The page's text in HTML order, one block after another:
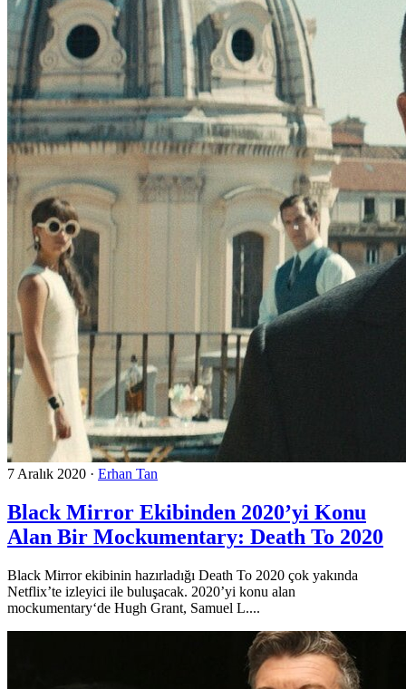
7 Aralık 2020 · Erhan Tan
Black Mirror Ekibinden 2020’yi Konu
Alan Bir Mockumentary: Death To 2020
Black Mirror ekibinin hazırladığı Death To 2020 çok yakında
Netflix’te izleyici ile buluşacak. 2020’yi konu alan
mockumentary‘de Hugh Grant, Samuel L....